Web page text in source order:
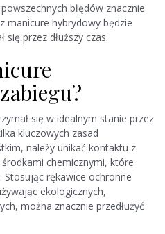
błędów znacznie
manicure hybrydowy będzie
się przez dłuższy czas.
się w idealnym stanie przez
kluczowych zasad
należy unikać kontaktu z
chemicznymi, które
Stosując rękawice ochronne
ekologicznych,
można znacznie przedłużyć